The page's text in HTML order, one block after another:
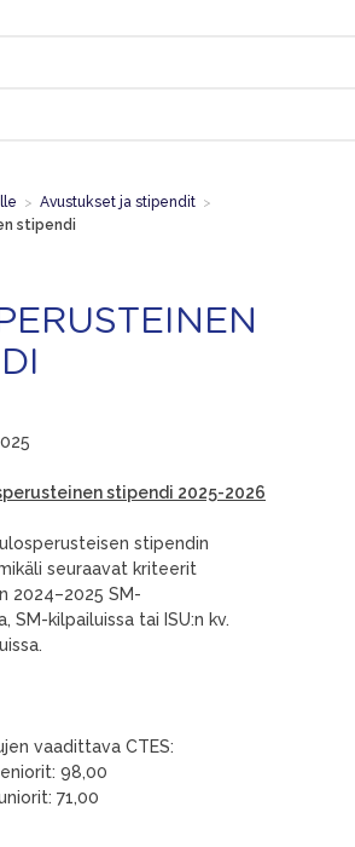
> Avustukset ja stipendit >
stipendi
stipendi 2025-2026
stipendin
seuraavat kriteerit
2024–2025 SM-
SM-kilpailuissa tai ISU:n kv.
vaadittava CTES:
98,00
71,00